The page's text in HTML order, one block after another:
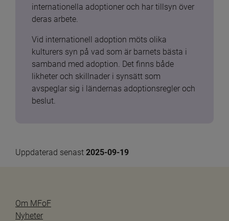
internationella adoptioner och har tillsyn över
deras arbete.
Vid internationell adoption möts olika
kulturers syn på vad som är barnets bästa i
samband med adoption. Det finns både
likheter och skillnader i synsätt som
avspeglar sig i ländernas adoptionsregler och
beslut.
Uppdaterad senast 2025-09-19
Om MFoF
Nyheter